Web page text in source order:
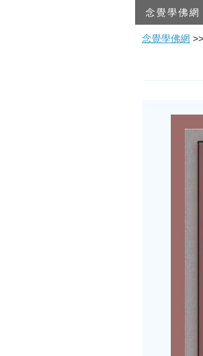
念覺學佛網
念覺學佛網 >>